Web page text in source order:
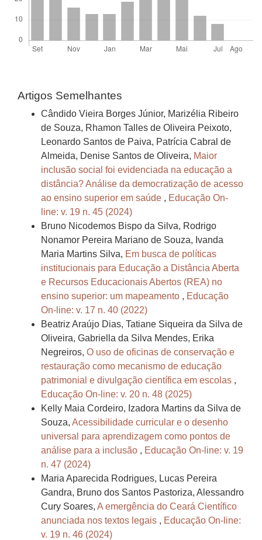
Artigos Semelhantes
Cândido Vieira Borges Júnior, Marizélia Ribeiro
de Souza, Rhamon Talles de Oliveira Peixoto,
Leonardo Santos de Paiva, Patrícia Cabral de
Almeida, Denise Santos de Oliveira, Maior
inclusão social foi evidenciada na educação a
distância? Análise da democratização de acesso
ao ensino superior em saúde , Educação On-
line: v. 19 n. 45 (2024)
Bruno Nicodemos Bispo da Silva, Rodrigo
Nonamor Pereira Mariano de Souza, Ivanda
Maria Martins Silva, Em busca de políticas
institucionais para Educação a Distância Aberta
e Recursos Educacionais Abertos (REA) no
ensino superior: um mapeamento , Educação
On-line: v. 17 n. 40 (2022)
Beatriz Araújo Dias, Tatiane Siqueira da Silva de
Oliveira, Gabriella da Silva Mendes, Erika
Negreiros, O uso de oficinas de conservação e
restauração como mecanismo de educação
patrimonial e divulgação científica em escolas ,
Educação On-line: v. 20 n. 48 (2025)
Kelly Maia Cordeiro, Izadora Martins da Silva de
Souza, Acessibilidade curricular e o desenho
universal para aprendizagem como pontos de
análise para a inclusão , Educação On-line: v. 19
n. 47 (2024)
Maria Aparecida Rodrigues, Lucas Pereira
Gandra, Bruno dos Santos Pastoriza, Alessandro
Cury Soares, A emergência do Ceará Científico
anunciada nos textos legais , Educação On-line:
v. 19 n. 46 (2024)